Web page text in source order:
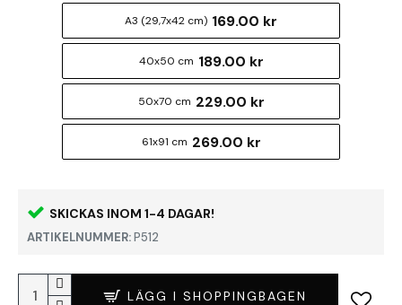
SKICKAS INOM 1-4 DAGAR!
ARTIKELNUMMER:P512
A3 (29,7x42 cm) 169.00 kr
40x50 cm 189.00 kr
50x70 cm 229.00 kr
61x91 cm 269.00 kr
LÄGG I SHOPPINGBAGEN